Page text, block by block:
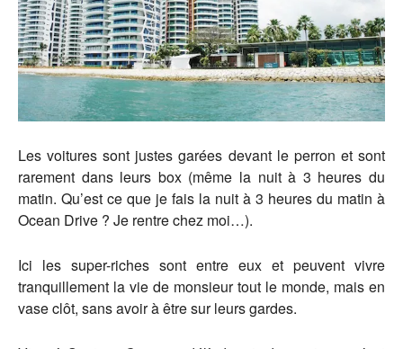
Les voitures sont justes garées devant le perron et sont
rarement dans leurs box (même la nuit à 3 heures du
matin. Qu’est ce que je fais la nuit à 3 heures du matin à
Ocean Drive ? Je rentre chez moi…).
Ici les super-riches sont entre eux et peuvent vivre
tranquillement la vie de monsieur tout le monde, mais en
vase clôt, sans avoir à être sur leurs gardes.